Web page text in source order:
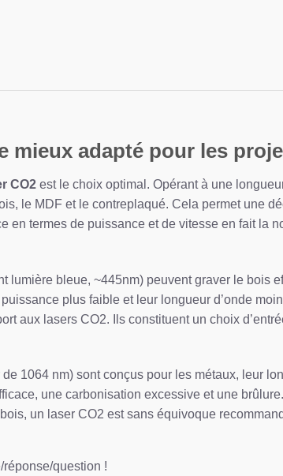
mieux adapté pour les
CO2 est le choix optimal. Opérant à une
le MDF et le contreplaqué. Cela permet une
en termes de puissance et de vitesse en fait la
lumière bleue, ~445nm) peuvent graver le bois
plus faible et leur longueur d’onde
aux lasers CO2. Ils constituent un choix
1064 nm) sont conçus pour les métaux, leur
une carbonisation excessive et une
un laser CO2 est sans équivoque
question !